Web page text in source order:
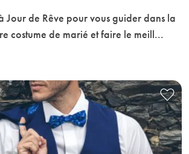
Jour de Rêve pour vous guider dans la
costume de marié et faire le meill...